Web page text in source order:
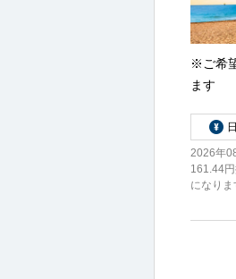
※ご希
ます
2026年
161.44
になりま